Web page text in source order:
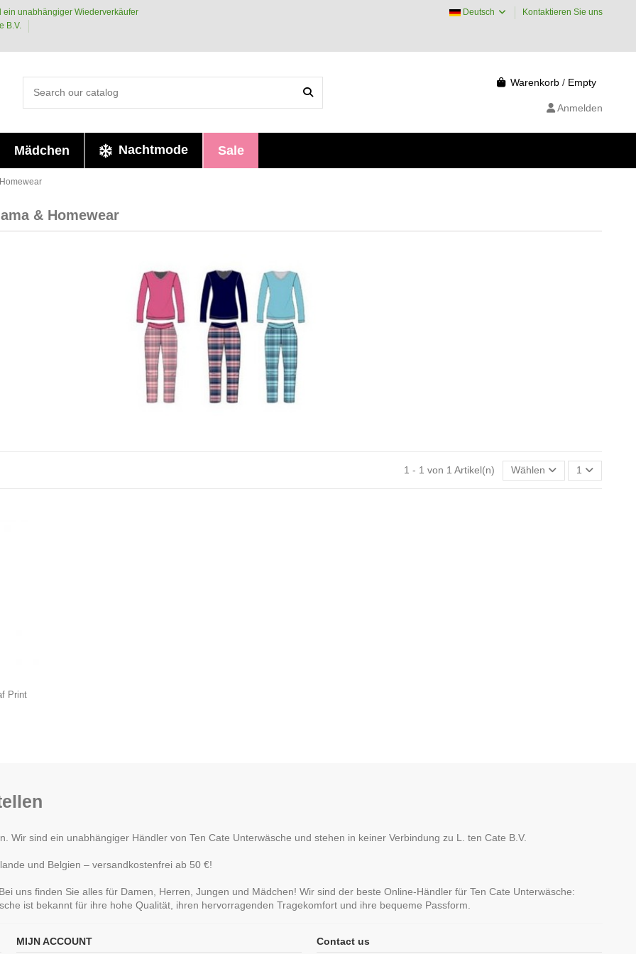
unabhängiger Wiederverkäufer
B.V.
Deutsch Kontaktieren Sie uns
Warenkorb / Empty
Anmelden
Mädchen Nachtmode Sale
& Homewear
1 - 1 von 1 Artikel(n) Wählen 1
Print
Wir sind ein unabhängiger Händler von Ten Cate Unterwäsche und stehen in keiner Verbindung zu L. ten Cate B.V.
und Belgien – versandkostenfrei ab 50 €!
uns finden Sie alles für Damen, Herren, Jungen und Mädchen! Wir sind der beste Online-Händler für Ten Cate Unterwäsche:
ist bekannt für ihre hohe Qualität, ihren hervorragenden Tragekomfort und ihre bequeme Passform.
MIJN ACCOUNT Contact us